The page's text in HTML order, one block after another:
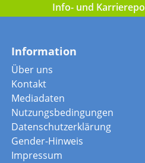
Info- und
Information
Über uns
Kontakt
Mediadaten
Nutzungsbedingungen
Datenschutzerklärung
Gender-Hinweis
Impressum